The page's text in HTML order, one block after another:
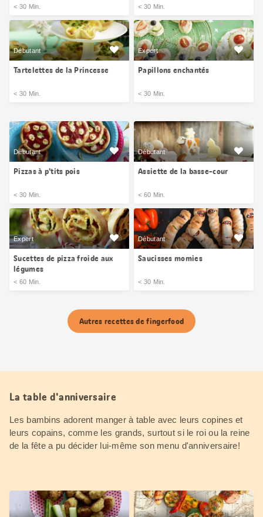
< 30 Min. < 30 Min.
Débutant
Tartelettes de la Princesse
< 30 Min.
Expert
Papillons enchantés
< 30 Min.
Débutant
Pizzas à p’tits pois
< 30 Min.
Débutant
Assiette de la basse-cour
< 60 Min.
Expert
Sucettes de pizza froide aux
légumes
< 60 Min.
Débutant
Saucisses momies
< 30 Min.
Autres recettes de fingerfood
La table d'anniversaire
Les bambins adorent manger à table avec leurs copines et
leurs copains, comme les grands, surtout si le roi ou la reine
de la fête a pu décider lui-même son menu d'anniversaire!